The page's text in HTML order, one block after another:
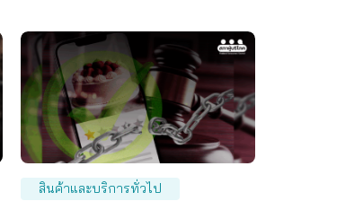
สินค้าและบริการทั่วไป